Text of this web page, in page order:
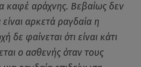
καφέ αράχνης. Βεβαίως δεν
είναι αρκετά ραγδαία η
δε φαίνεται ότι είναι κάτι
ο ασθενής όταν τους